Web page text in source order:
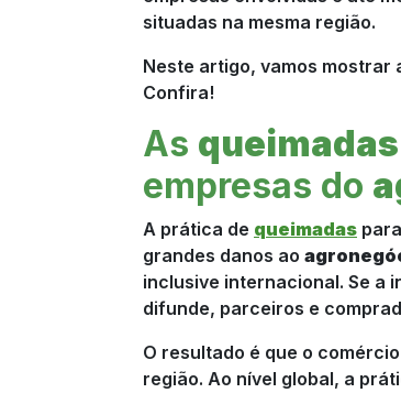
situadas na mesma região.
Neste artigo, vamos mostrar
Confira!
As queimadas
empresas do
A prática de queimadas
grandes danos ao
inclusive internacional. Se a
difunde, parceiros e
O resultado é que o
região. Ao nível global, a